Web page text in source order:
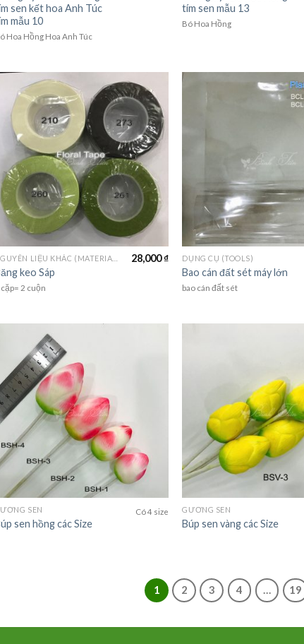
sen kết hoa Anh Túc
mẫu 10
Hoa Hồng Hoa Anh Túc
tím sen mẫu 13
Bó Hoa Hồng
keo Sáp
28,000₫
cặp= 2 cuộn
DỤNG CỤ (TOOLS)
Bao cán đất sét máy lớn
bao cán đất sét
SEN
sen hồng các Size
Có 4 size GƯƠNG SEN
Búp sen vàng các Size
1 2 3 4 … 19